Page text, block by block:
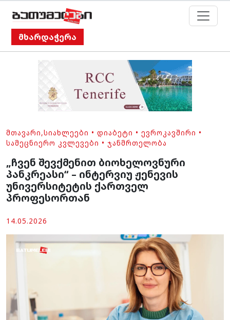
მხარდაჭერა
ᲛᲗᲐᲕᲐᲠᲘ,ᲡᲘᲐᲮᲚᲔᲔᲑᲘ • ᲓᲘᲐᲑᲔᲢᲘ • ᲔᲕᲠᲝᲙᲐᲕᲨᲘᲠᲘ •
ᲡᲐᲛᲔᲪᲜᲘᲔᲠᲝ ᲙᲕᲚᲔᲕᲔᲑᲘ • ᲯᲐᲜᲛᲠᲗᲔᲚᲝᲑᲐ
„ჩვენ შევქმენით ბიოხელოვნური
პანკრეასი“ – ინტერვიუ ჟენევის
უნივერსიტეტის ქართველ
პროფესორთან
14.05.2026